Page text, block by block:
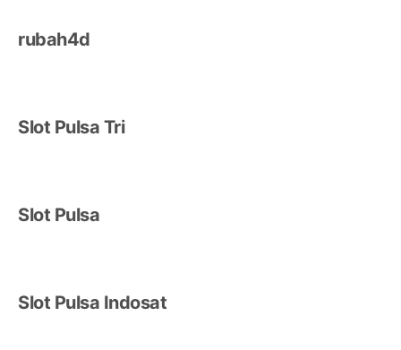
rubah4d
Slot Pulsa Tri
Slot Pulsa
Slot Pulsa Indosat